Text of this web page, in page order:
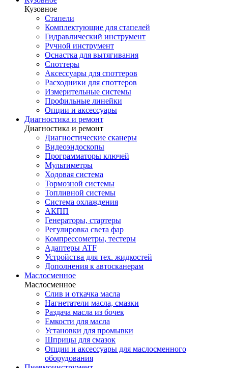
Кузовное
Стапели
Комплектующие для стапелей
Гидравлический инструмент
Ручной инструмент
Оснастка для вытягивания
Споттеры
Аксессуары для споттеров
Расходники для споттеров
Измерительные системы
Профильные линейки
Опции и аксессуары
Диагностика и ремонт
Диагностика и ремонт
Диагностические сканеры
Видеоэндоскопы
Программаторы ключей
Мультиметры
Ходовая система
Тормозной системы
Топливной системы
Система охлаждения
АКПП
Генераторы, стартеры
Регулировка света фар
Компрессометры, тестеры
Адаптеры ATF
Устройства для тех. жидкостей
Дополнения к автосканерам
Маслосменное
Маслосменное
Слив и откачка масла
Нагнетатели масла, смазки
Раздача масла из бочек
Емкости для масла
Установки для промывки
Шприцы для смазок
Опции и аксессуары для маслосменного
оборудования